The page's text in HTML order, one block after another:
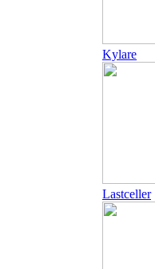
Kylare
Lastceller